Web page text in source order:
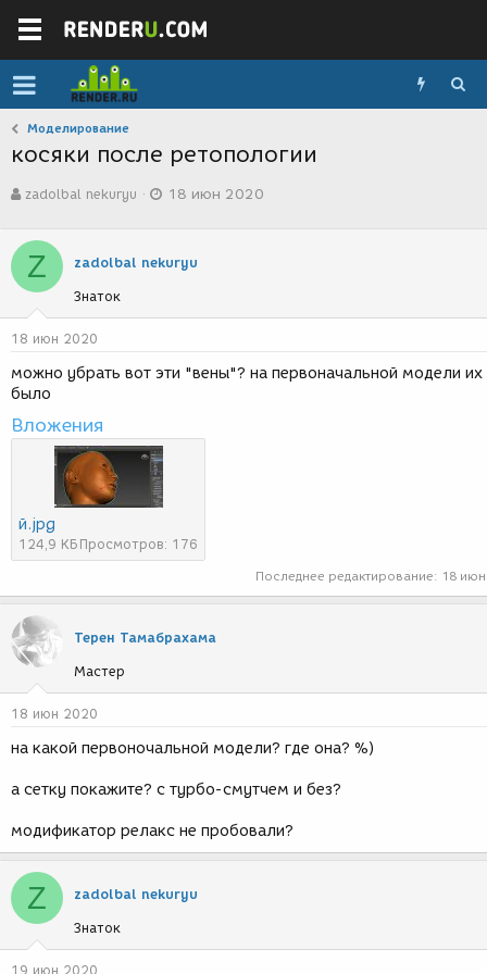
Моделирование
косяки после ретопологии
в
о
р
т
е
м
ы
zadolbal nekuryu
а
с
д
и
18 июн 2020
Z zadolbal nekuryu
Знаток
18 июн 2020
можно убрать вот эти "вены"? на первоначальной модели их
было
Вложения
й.jpg
124,9 КБ Просмотров: 176
Последнее редактирование: 18
Терен Тамабрахама
Мастер
18 июн 2020
на какой первоночальной модели? где она? %)
а сетку покажите? с турбо-смутчем и без?
модификатор релакс не пробовали?
Z zadolbal nekuryu
Знаток
19 июн 2020